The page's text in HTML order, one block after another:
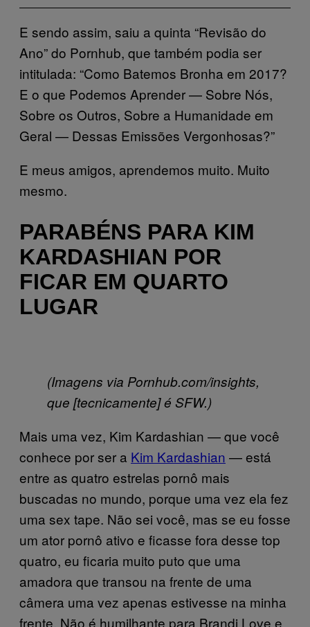
E sendo assim, saiu a quinta “Revisão do
Ano” do Pornhub, que também podia ser
intitulada: “Como Batemos Bronha em 2017?
E o que Podemos Aprender — Sobre Nós,
Sobre os Outros, Sobre a Humanidade em
Geral — Dessas Emissões Vergonhosas?”
E meus amigos, aprendemos muito. Muito
mesmo.
PARABÉNS PARA KIM
KARDASHIAN POR
FICAR EM QUARTO
LUGAR
(Imagens via Pornhub.com/insights,
que [tecnicamente] é SFW.)
Mais uma vez, Kim Kardashian — que você
conhece por ser a Kim Kardashian — está
entre as quatro estrelas pornô mais
buscadas no mundo, porque uma vez ela fez
uma sex tape. Não sei você, mas se eu fosse
um ator pornô ativo e ficasse fora desse top
quatro, eu ficaria muito puto que uma
amadora que transou na frente de uma
câmera uma vez apenas estivesse na minha
frente. Não é humilhante para Brandi Love e